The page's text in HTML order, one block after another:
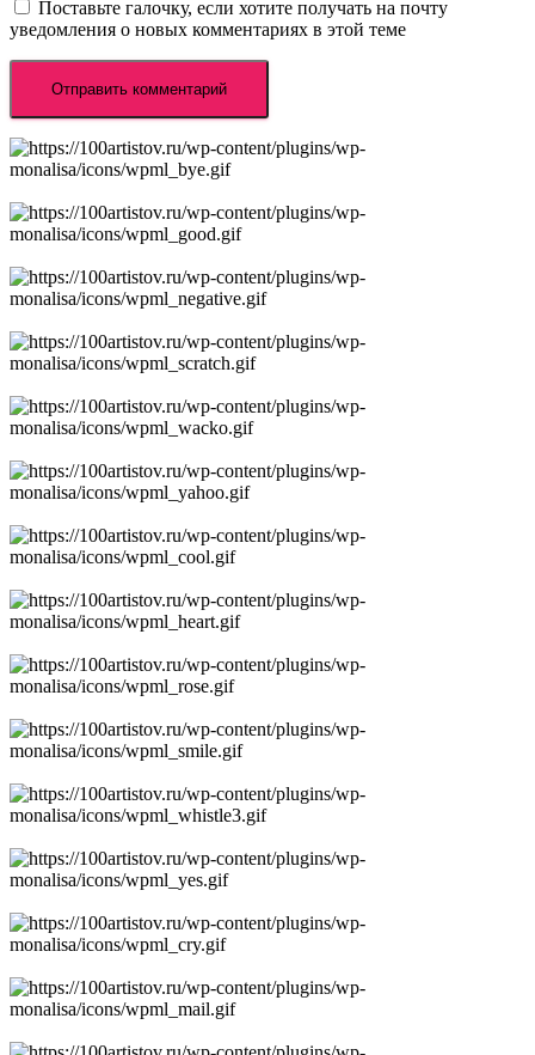
Поставьте галочку, если хотите получать на почту
уведомления о новых комментариях в этой теме